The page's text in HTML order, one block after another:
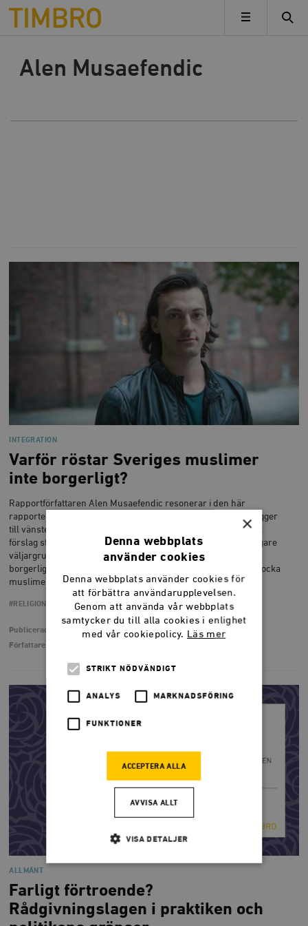
Timbro
MENY
Alen Musaefendic
INTEGRATION
Varför röstar Sveriges muslimer
inte borgerligt?
Rapportförfattaren Alen Musaefendic resonerar i den här
rapporten om varför unga muslimers politiska preferenser ligger
till vänster. I rapporten lyfts flera möjliga faktorer fram och ett
förslag stakas ut för att borgerligheten ska tala till en allt viktigare
väljargrupp på ett framgångsrikt sätt. Det är nämligen de
borgerliga partierna som stått för liberala reformer som kan locka
muslimer i Sverige.
#RELIGION
Publicerad
Författare
ALLMÄNT
Farligt förtroende?
Rådgivningslagen i praktiken och
×
Denna webbplats
använder cookies
Denna webbplats använder cookies för
att förbättra användarupplevelsen.
Genom att använda vår webbplats
samtycker du till alla cookies i enlighet
med vår cookiepolicy. Läs mer
STRIKT NÖDVÄNDIGT
ANALYS MARKNADSFÖRING
FUNKTIONER
ACCEPTERA ALLA
AVVISA ALLT
VISA DETALJER
Strikt nödvändigt
Marknadsföring Funktioner